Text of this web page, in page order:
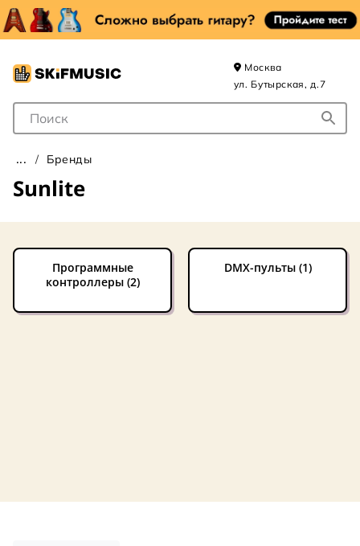
Поле для Поиска
Москва
ул. Бутырская, д.7
Бренды
Sunlite
Программные
контроллеры (2)
DMX-пульты (1)